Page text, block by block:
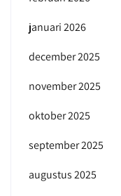
januari 2026
december 2025
november 2025
oktober 2025
september 2025
augustus 2025